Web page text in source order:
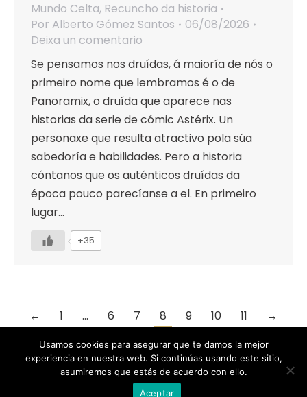
Mundo Celta, Recuncho da historia
Por Alberto Gómez Santos
06/08/2026
Deixa un comentario
Se pensamos nos druídas, á maioría de nós o
primeiro nome que lembramos é o de
Panoramix, o druída que aparece nas
historias da serie de cómic Astérix. Un
personaxe que resulta atractivo pola súa
sabedoría e habilidades. Pero a historia
cóntanos que os auténticos druídas da
época pouco parecíanse a el. En primeiro
lugar…
+35
← 1 … 6 7 8 9 10 11 →
Designed by Animation Graphics
Usamos cookies para asegurar que te damos la mejor
experiencia en nuestra web. Si continúas usando este sitio,
asumiremos que estás de acuerdo con ello.
Aceptar